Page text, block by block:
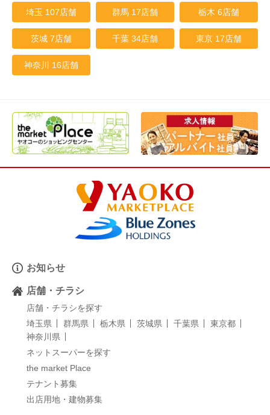
埼玉 107店舗 群馬 17店舗 栃木 6店舗
茨城 7店舗 千葉 34店舗 東京 17店舗
神奈川 16店舗
お知らせ
店舗・チラシ
店舗・チラシを探す
埼玉県
群馬県 栃木県 茨城県 千葉県
東京都
神奈川県
ネットスーパーを探す
the market Place
テナント募集
出店用地・建物募集